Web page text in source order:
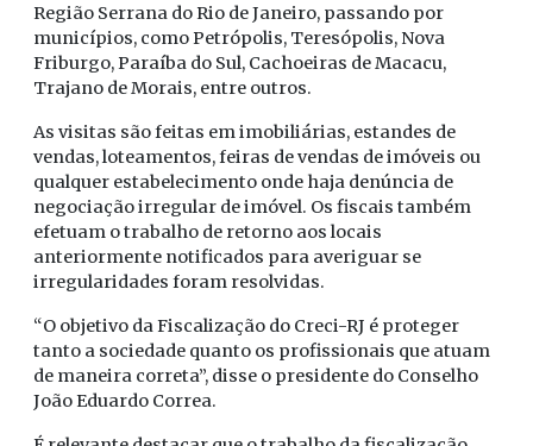
Região Serrana do Rio de Janeiro, passando por
municípios, como Petrópolis, Teresópolis, Nova
Friburgo, Paraíba do Sul, Cachoeiras de Macacu,
Trajano de Morais, entre outros.
As visitas são feitas em imobiliárias, estandes de
vendas, loteamentos, feiras de vendas de imóveis ou
qualquer estabelecimento onde haja denúncia de
negociação irregular de imóvel. Os fiscais também
efetuam o trabalho de retorno aos locais
anteriormente notificados para averiguar se
irregularidades foram resolvidas.
“O objetivo da Fiscalização do Creci-RJ é proteger
tanto a sociedade quanto os profissionais que atuam
de maneira correta”, disse o presidente do Conselho
João Eduardo Correa.